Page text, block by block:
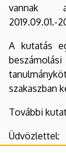
vannak
2019.09.01.-
A kutatás
szakaszban
További
Üdvözlettel: